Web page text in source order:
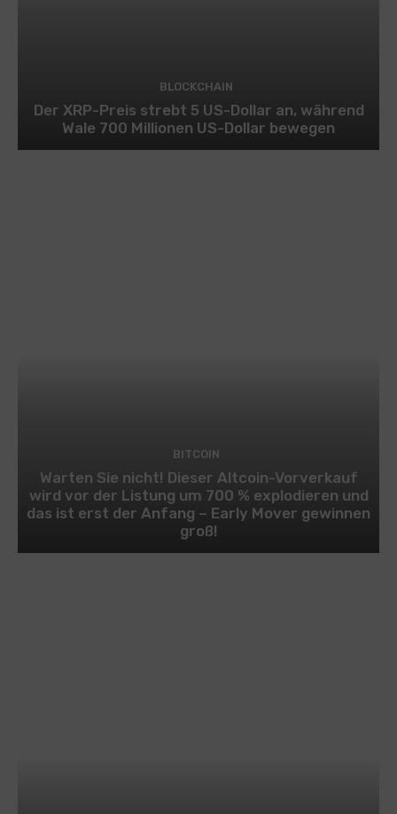
BLOCKCHAIN
Der XRP-Preis strebt 5 US-Dollar an, während
Wale 700 Millionen US-Dollar bewegen
BITCOIN
Warten Sie nicht! Dieser Altcoin-Vorverkauf
wird vor der Listung um 700 % explodieren und
das ist erst der Anfang – Early Mover gewinnen
groß!